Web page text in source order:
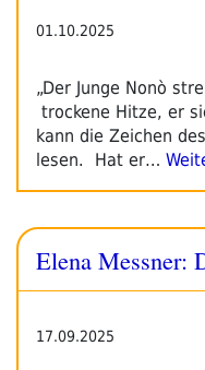
01.10.2025
„Der Junge Nonò
trockene Hitze, er
kann die Zeichen
lesen. Hat er…
Elena Messner:
17.09.2025